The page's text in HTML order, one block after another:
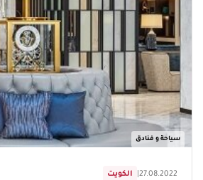
سياحة و فنادق
الكويت 27.08.2022